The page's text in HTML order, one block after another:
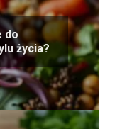
do
życia?